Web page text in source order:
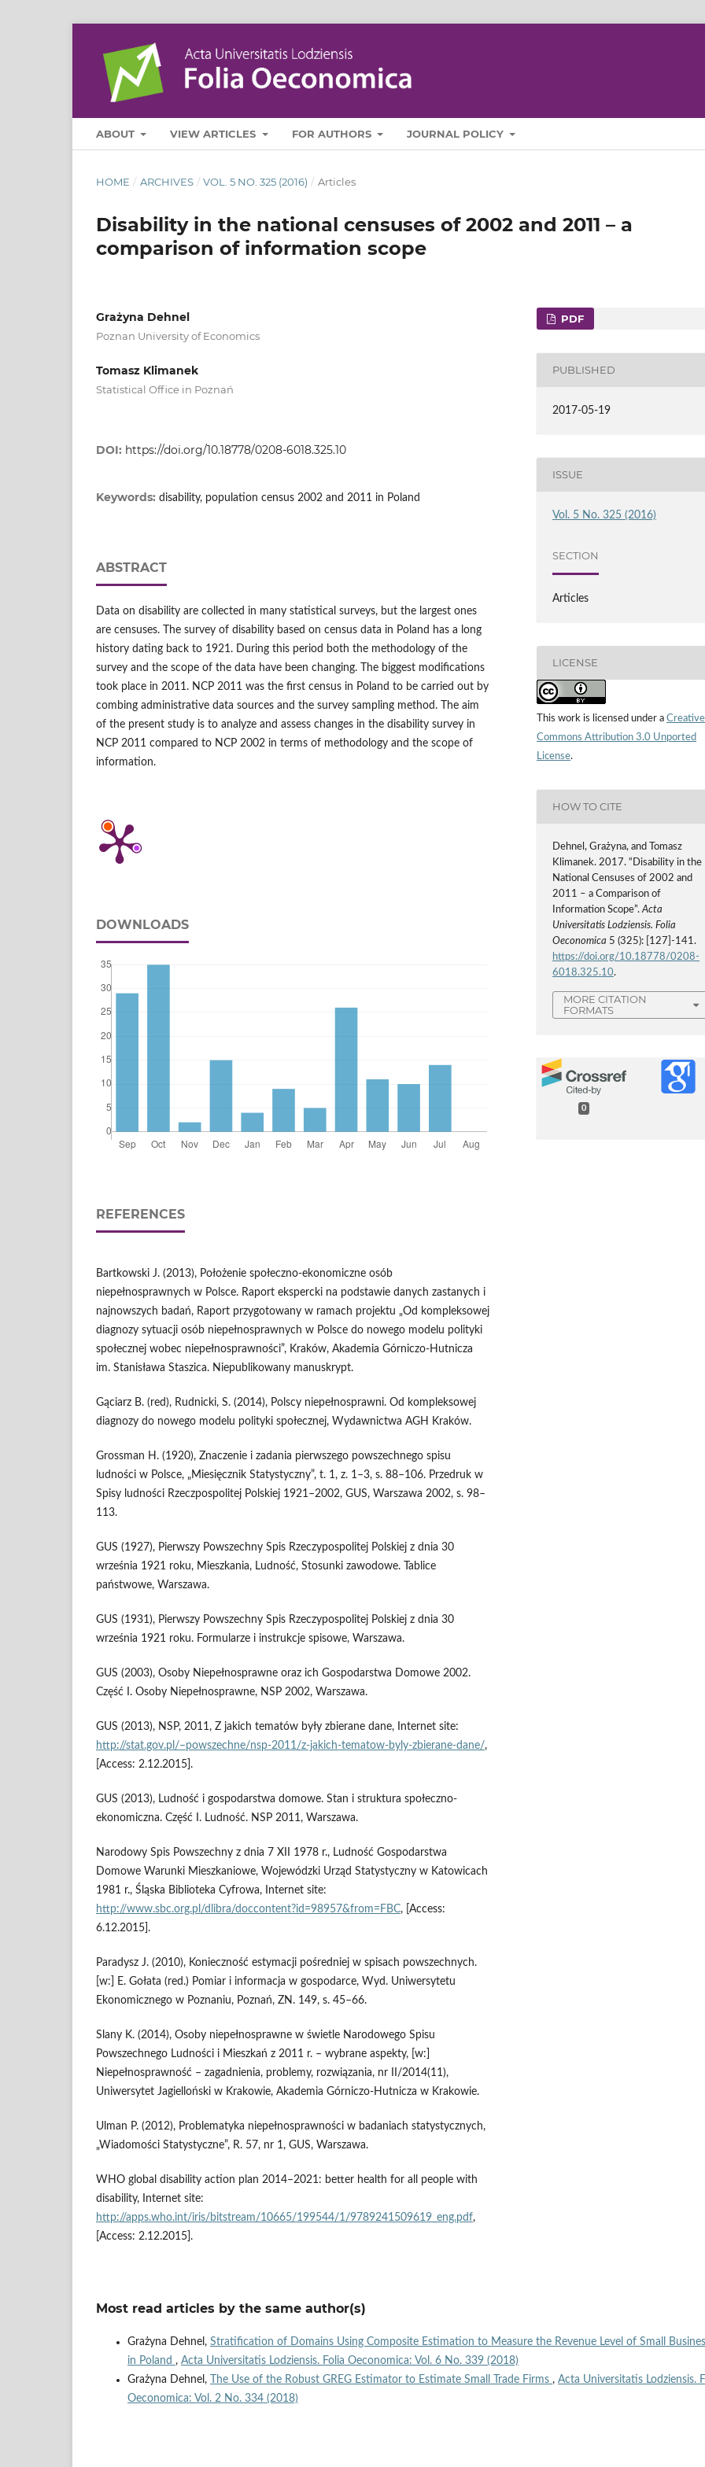
ABOUT VIEW ARTICLES FOR AUTHORS JOURNAL POLICY
HOME / ARCHIVES / VOL. 5 NO. 325 (2016) / Articles
Disability in the national censuses of 2002 and 2011 – a
comparison of information scope
Grażyna Dehnel
Poznan University of Economics
Tomasz Klimanek
Statistical Office in Poznań
DOI: https://doi.org/10.18778/0208-6018.325.10
Keywords: disability, population census 2002 and 2011 in Poland
ABSTRACT
Data on disability are collected in many statistical surveys, but the largest ones
are censuses. The survey of disability based on census data in Poland has a long
history dating back to 1921. During this period both the methodology of the
survey and the scope of the data have been changing. The biggest modifications
took place in 2011. NCP 2011 was the first census in Poland to be carried out by
combing administrative data sources and the survey sampling method. The aim
of the present study is to analyze and assess changes in the disability survey in
NCP 2011 compared to NCP 2002 in terms of methodology and the scope of
information.
DOWNLOADS
REFERENCES
Bartkowski J. (2013), Położenie społeczno-ekonomiczne osób
niepełnosprawnych w Polsce. Raport ekspercki na podstawie danych zastanych i
najnowszych badań, Raport przygotowany w ramach projektu „Od kompleksowej
diagnozy sytuacji osób niepełnosprawnych w Polsce do nowego modelu polityki
społecznej wobec niepełnosprawności”, Kraków, Akademia Górniczo-Hutnicza
im. Stanisława Staszica. Niepublikowany manuskrypt.
Gąciarz B. (red), Rudnicki, S. (2014), Polscy niepełnosprawni. Od kompleksowej
diagnozy do nowego modelu polityki społecznej, Wydawnictwa AGH Kraków.
Grossman H. (1920), Znaczenie i zadania pierwszego powszechnego spisu
ludności w Polsce, „Miesięcznik Statystyczny”, t. 1, z. 1–3, s. 88–106. Przedruk w
Spisy ludności Rzeczpospolitej Polskiej 1921–2002, GUS, Warszawa 2002, s. 98–
113.
GUS (1927), Pierwszy Powszechny Spis Rzeczypospolitej Polskiej z dnia 30
września 1921 roku, Mieszkania, Ludność, Stosunki zawodowe. Tablice
państwowe, Warszawa.
GUS (1931), Pierwszy Powszechny Spis Rzeczypospolitej Polskiej z dnia 30
września 1921 roku. Formularze i instrukcje spisowe, Warszawa.
GUS (2003), Osoby Niepełnosprawne oraz ich Gospodarstwa Domowe 2002.
Część I. Osoby Niepełnosprawne, NSP 2002, Warszawa.
GUS (2013), NSP, 2011, Z jakich tematów były zbierane dane, Internet site:
http://stat.gov.pl/–powszechne/nsp-2011/z-jakich-tematow-byly-zbierane-dane/,
[Access: 2.12.2015].
GUS (2013), Ludność i gospodarstwa domowe. Stan i struktura społeczno-
ekonomiczna. Część I. Ludność. NSP 2011, Warszawa.
Narodowy Spis Powszechny z dnia 7 XII 1978 r., Ludność Gospodarstwa
Domowe Warunki Mieszkaniowe, Wojewódzki Urząd Statystyczny w Katowicach
1981 r., Śląska Biblioteka Cyfrowa, Internet site:
http://www.sbc.org.pl/dlibra/doccontent?id=98957&from=FBC, [Access:
6.12.2015].
Paradysz J. (2010), Konieczność estymacji pośredniej w spisach powszechnych.
[w:] E. Gołata (red.) Pomiar i informacja w gospodarce, Wyd. Uniwersytetu
Ekonomicznego w Poznaniu, Poznań, ZN. 149, s. 45–66.
Slany K. (2014), Osoby niepełnosprawne w świetle Narodowego Spisu
Powszechnego Ludności i Mieszkań z 2011 r. – wybrane aspekty, [w:]
Niepełnosprawność – zagadnienia, problemy, rozwiązania, nr II/2014(11),
Uniwersytet Jagielloński w Krakowie, Akademia Górniczo-Hutnicza w Krakowie.
Ulman P. (2012), Problematyka niepełnosprawności w badaniach statystycznych,
„Wiadomości Statystyczne”, R. 57, nr 1, GUS, Warszawa.
WHO global disability action plan 2014–2021: better health for all people with
disability, Internet site:
http://apps.who.int/iris/bitstream/10665/199544/1/9789241509619_eng.pdf,
[Access: 2.12.2015].
PDF
PUBLISHED
2017-05-19
ISSUE
Vol. 5 No. 325 (2016)
SECTION
Articles
LICENSE
This work is licensed under a Creative
Commons Attribution 3.0 Unported
License.
HOW TO CITE
Dehnel, Grażyna, and Tomasz
Klimanek. 2017. “Disability in the
National Censuses of 2002 and
2011 – a Comparison of
Information Scope”.Acta
Universitatis Lodziensis. Folia
Oeconomica 5 (325): [127]-141.
https://doi.org/10.18778/0208-
6018.325.10.
MORE CITATION
FORMATS
0
Most read articles by the same author(s)
Grażyna Dehnel, Stratification of Domains Using Composite Estimation to Measure the Revenue Level of Small
in Poland , Acta Universitatis Lodziensis. Folia Oeconomica: Vol. 6 No. 339 (2018)
Grażyna Dehnel,
The Use of the Robust GREG Estimator to Estimate Small Trade Firms , Acta Universitatis Lodziensis.
Oeconomica: Vol. 2 No. 334 (2018)